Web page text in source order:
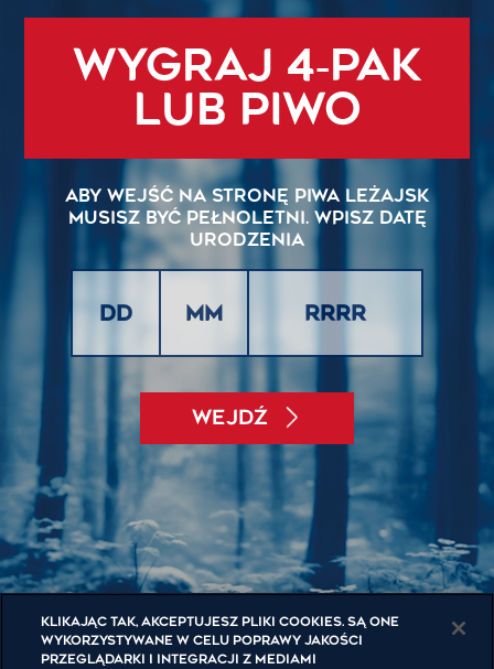
WyGRAJ 4‑pak
lub piwo
Aby wejść na stronę piwa Leżajsk
musiszbyć pełnoletni. Wpisz datę
urodzenia
WEJDŹ
Klikając TAK, akceptujesz pliki cookies. Są one
wykorzystywane w celu poprawy jakości
przeglądarki i integracji z mediami